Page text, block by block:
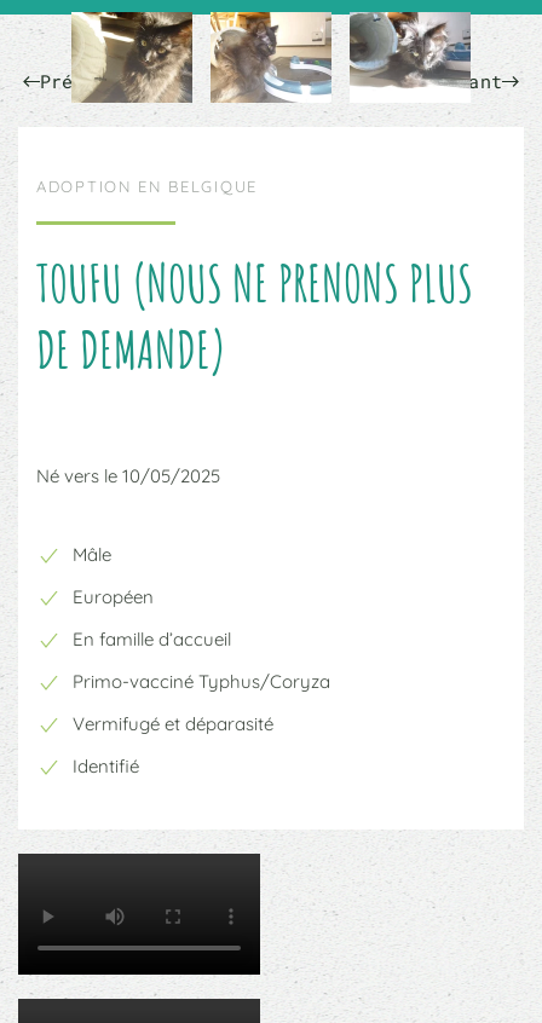
Précédent Suivant
ADOPTION EN BELGIQUE
TOUFU (NOUS NE PRENONS PLUS
DE DEMANDE)
Né vers le 10/05/2025
Mâle
Européen
En famille d’accueil
Primo-vacciné Typhus/Coryza
Vermifugé et déparasité
Identifié